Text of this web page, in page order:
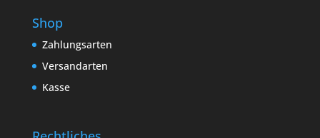
Shop
Zahlungsarten
Versandarten
Kasse